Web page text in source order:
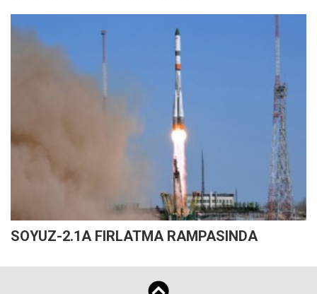
SOYUZ-2.1A FIRLATMA RAMPASINDA